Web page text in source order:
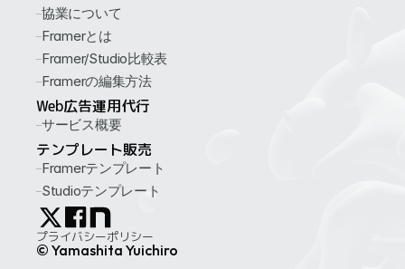
協業について
Framerとは
Framer/Studio比較表
Framerの編集方法
Web広告運用代行
サービス概要
テンプレート販売
Framerテンプレート
Studioテンプレート
プライバシーポリシー
© Yamashita Yuichiro